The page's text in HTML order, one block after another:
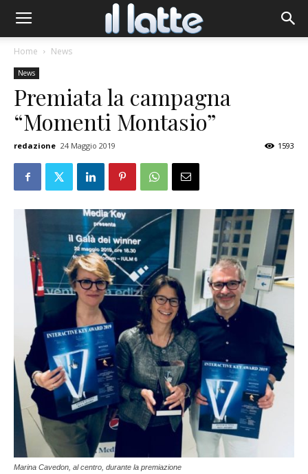
Home News
News
Premiata la campagna
“Momenti Montasio”
redazione 24 Maggio 2019 1593
Marina Cavedon, al centro, durante la premiazione